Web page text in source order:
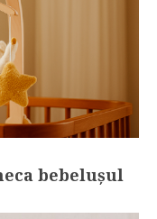
bebelușul